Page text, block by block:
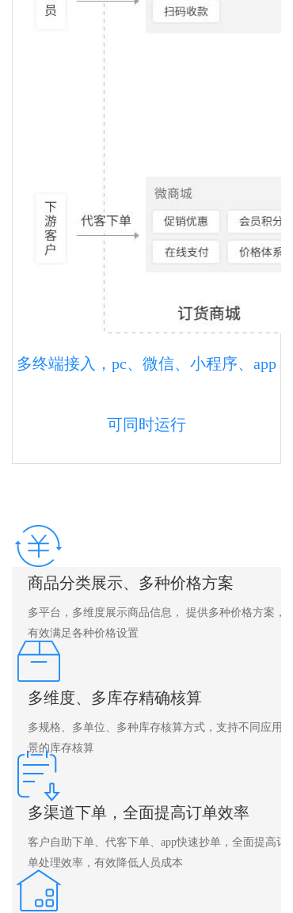
多终端接入，pc、微信、小程序、app
可同时运行
商品分类展示、多种价格方案
多平台，多维度展示商品信息， 提供多种价格方案，可
有效满足各种价格设置
多维度、多库存精确核算
多规格、多单位、多种库存核算方式，支持不同应用场
景的库存核算
多渠道下单，全面提高订单效率
客户自助下单、代客下单、app快速抄单，全面提高订
单处理效率，有效降低人员成本